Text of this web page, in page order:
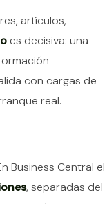
artículos,
es decisiva: una
con cargas de
real.
Business Central el
, separadas del